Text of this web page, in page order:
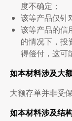
度不确定；
该等产品仅针
该等产品的信
的情况下，投
得偿付，这可
如本材料涉及大
大额存单并非受
如本材料涉及结